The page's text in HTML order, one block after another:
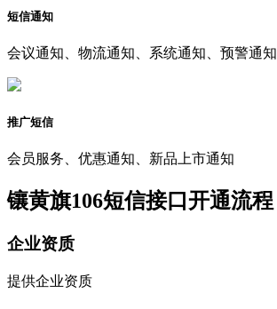
短信通知
会议通知、物流通知、系统通知、预警通知
推广短信
会员服务、优惠通知、新品上市通知
镶黄旗106短信接口开通流程
企业资质
提供企业资质